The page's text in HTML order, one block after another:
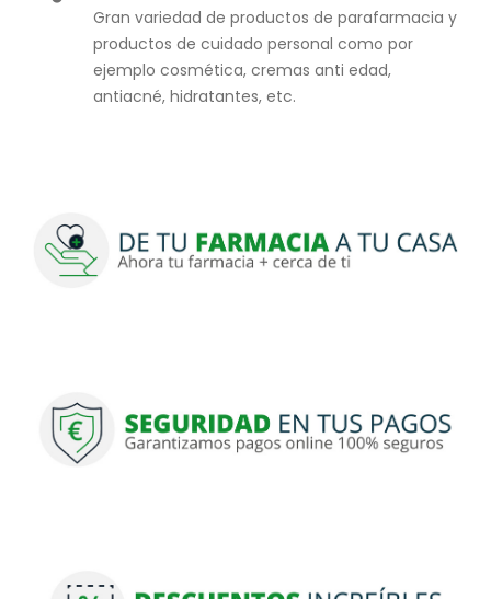
Gran variedad de productos de parafarmacia y
productos de cuidado personal como por
ejemplo cosmética, cremas anti edad,
antiacné, hidratantes, etc.